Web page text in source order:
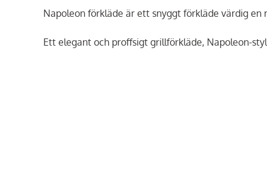
Napoleon förkläde är ett snyggt förkläde värdig en
Ett elegant och proffsigt grillförkläde, Napoleon-